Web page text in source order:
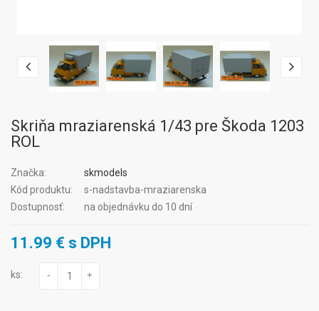
Skriňa mraziarenská 1/43 pre Škoda 1203
ROL
Značka:
skmodels
Kód produktu:
s-nadstavba-mraziarenska
Dostupnosť:
na objednávku do 10 dní
11.99 € s DPH
ks: - +